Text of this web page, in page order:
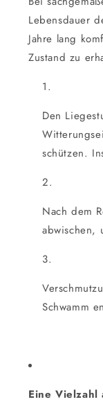
Lebensdauer
Jahre lang
Zustand zu
Den
schützen.
Nach dem
abwischen,
Schwamm
Eine Vielzahl